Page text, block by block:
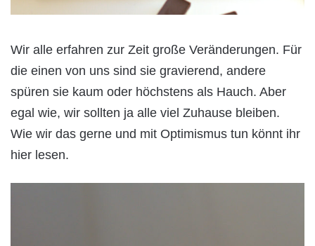
Wir alle erfahren zur Zeit große Veränderungen. Für
die einen von uns sind sie gravierend, andere
spüren sie kaum oder höchstens als Hauch. Aber
egal wie, wir sollten ja alle viel Zuhause bleiben.
Wie wir das gerne und mit Optimismus tun könnt ihr
hier lesen.